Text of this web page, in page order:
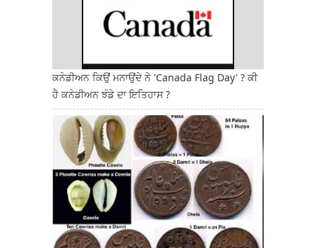
ਕਨੇਡੀਅਨ ਕਿਉਂ ਮਨਾਉਂਦੇ ਨੇ 'Canada Flag Day' ? ਕੀ
ਹੈ ਕਨੇਡੀਅਨ ਝੰਡੇ ਦਾ ਇਤਿਹਾਸ ?